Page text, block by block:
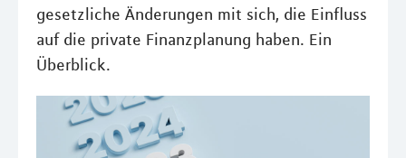
gesetzliche Änderungen mit sich, die Einfluss
auf die private Finanzplanung haben. Ein
Überblick.